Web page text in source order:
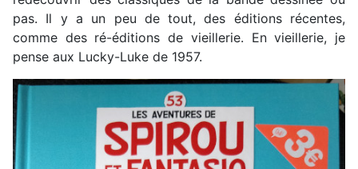
pas. Il y a un peu de tout, des éditions récentes,
comme des ré-éditions de vieillerie. En vieillerie, je
pense aux Lucky-Luke de 1957.